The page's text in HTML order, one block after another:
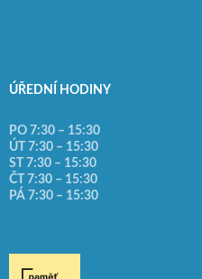
ÚŘEDNÍ HODINY
PO 7:30 – 15:30
ÚT 7:30 – 15:30
ST 7:30 – 15:30
ČT 7:30 – 15:30
PÁ 7:30 – 15:30